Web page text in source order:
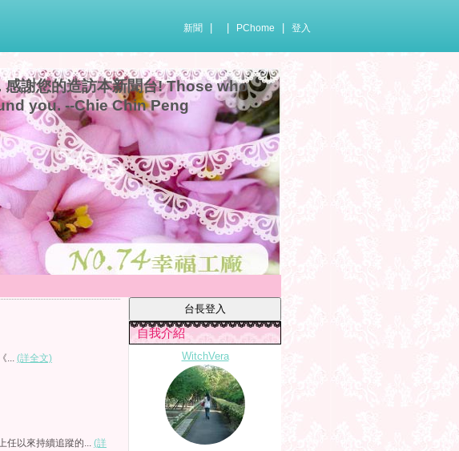
新聞 PChome 登入
感謝您的造訪本新聞台! Those who
you. --Chie Chin Peng
... (詳全文)
任以來持續追蹤的... (詳
自我介紹
WitchVera